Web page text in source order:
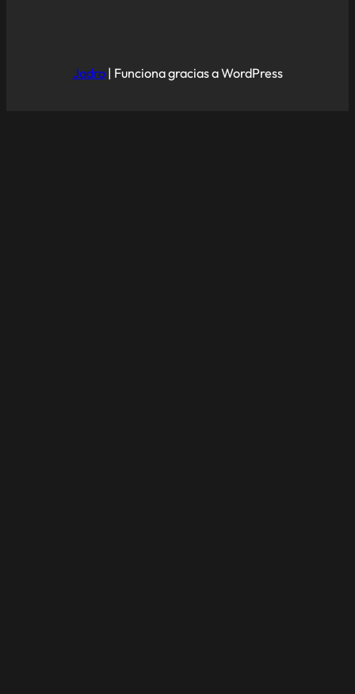
Jadro | Funciona gracias a WordPress